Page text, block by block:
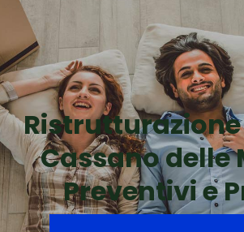
Ristrutturazione
Cassano delle
Preventivi e